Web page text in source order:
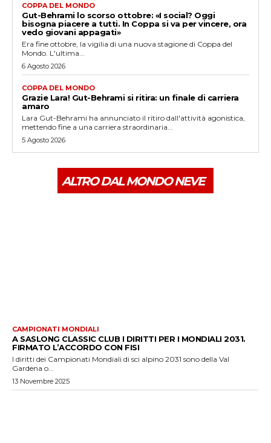
COPPA DEL MONDO
Gut-Behrami lo scorso ottobre: «I social? Oggi
bisogna piacere a tutti. In Coppa si va per vincere, ora
vedo giovani appagati»
Era fine ottobre, la vigilia di una nuova stagione di Coppa del
Mondo. L'ultima...
6 Agosto 2026
COPPA DEL MONDO
Grazie Lara! Gut-Behrami si ritira: un finale di carriera
amaro
Lara Gut-Behrami ha annunciato il ritiro dall'attività agonistica,
mettendo fine a una carriera straordinaria...
5 Agosto 2026
ALTRO DAL MONDO NEVE
CAMPIONATI MONDIALI
A SASLONG CLASSIC CLUB I DIRITTI PER I MONDIALI 2031.
FIRMATO L’ACCORDO CON FISI
I diritti dei Campionati Mondiali di sci alpino 2031 sono della Val
Gardena o...
13 Novembre 2025